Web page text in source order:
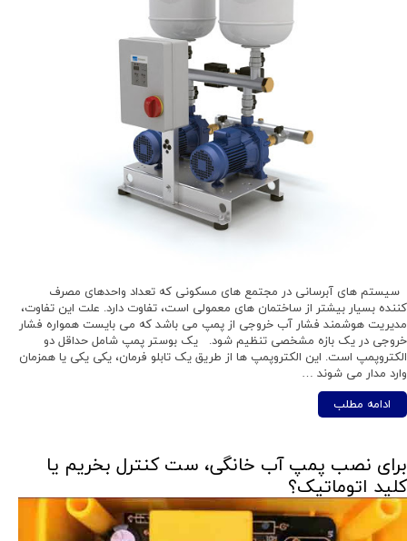
سیستم های آبرسانی در مجتمع های مسکونی که تعداد واحدهای مصرف
کننده بسیار بیشتر از ساختمان های معمولی است، تفاوت دارد. علت این تفاوت،
مدیریت هوشمند فشار آب خروجی از پمپ می باشد که می بایست همواره فشار
خروجی در یک بازه مشخصی تنظیم شود. یک بوستر پمپ شامل حداقل دو
الکتروپمپ است. این الکتروپمپ ها از طریق یک تابلو فرمان، یکی یکی یا همزمان
وارد مدار می شوند …
ادامه مطلب
برای نصب پمپ آب خانگی، ست کنترل بخریم یا
کلید اتوماتیک؟